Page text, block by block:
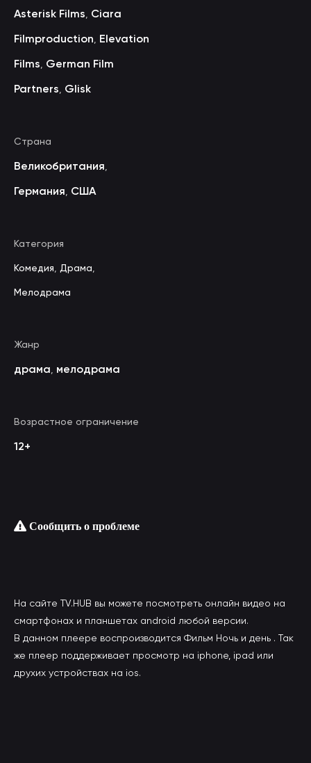
Asterisk Films Ciara
Filmproduction Elevation
Films German Film
Partners Glisk
Страна
Великобритания
Германия США
Категория
Комедия Драма
Мелодрама
Жанр
драма мелодрама
Возрастное ограничение
12+
Сообщить о проблеме
На сайте TV.HUB вы можете посмотреть онлайн видео на
смартфонах и планшетах android любой версии.
В данном плеере воспроизводится Фильм Ночь и день . Так
же плеер поддерживает просмотр на iphone, ipad или
друхих устройствах на ios.